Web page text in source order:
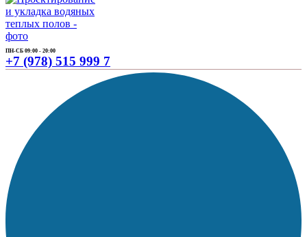
ПН-СБ 09:00 - 20:00
+7 (978) 515 999 7